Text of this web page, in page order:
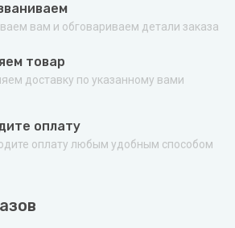
вам и обговариваем детали заказа
товар
доставку по указанному вами
оплату
оплату любым удобным способом